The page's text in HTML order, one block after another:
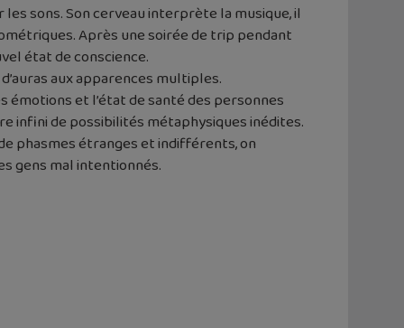
les sons. Son cerveau interprète la musique, il
Après une soirée de trip pendant
état de conscience.
aux apparences multiples.
et l’état de santé des personnes
infini de possibilités métaphysiques inédites.
phasmes étranges et indifférents, on
gens mal intentionnés.